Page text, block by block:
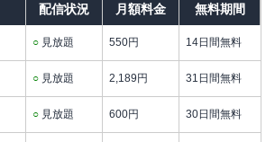
配信状況 月額料金 無料期間
○ 見放題 550円 14日間無料
○ 見放題 2,189円 31日間無料
○ 見放題 600円 30日間無料